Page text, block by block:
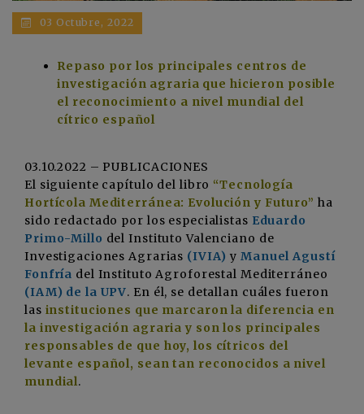
03 Octubre, 2022
Repaso por los principales centros de
investigación agraria que hicieron posible
el reconocimiento a nivel mundial del
cítrico español
03.10.2022 – PUBLICACIONES
El siguiente capítulo del libro “Tecnología
Hortícola Mediterránea: Evolución y Futuro” ha
sido redactado por los especialistas Eduardo
Primo-Millo del Instituto Valenciano de
Investigaciones Agrarias (IVIA) yManuel Agustí
Fonfría del Instituto Agroforestal Mediterráneo
(IAM) de la UPV. En él, se detallan cuáles fueron
las instituciones que marcaron la diferencia en
la investigación agraria y son los principales
responsables de que hoy, los cítricos del
levante español, sean tan reconocidos a nivel
mundial.